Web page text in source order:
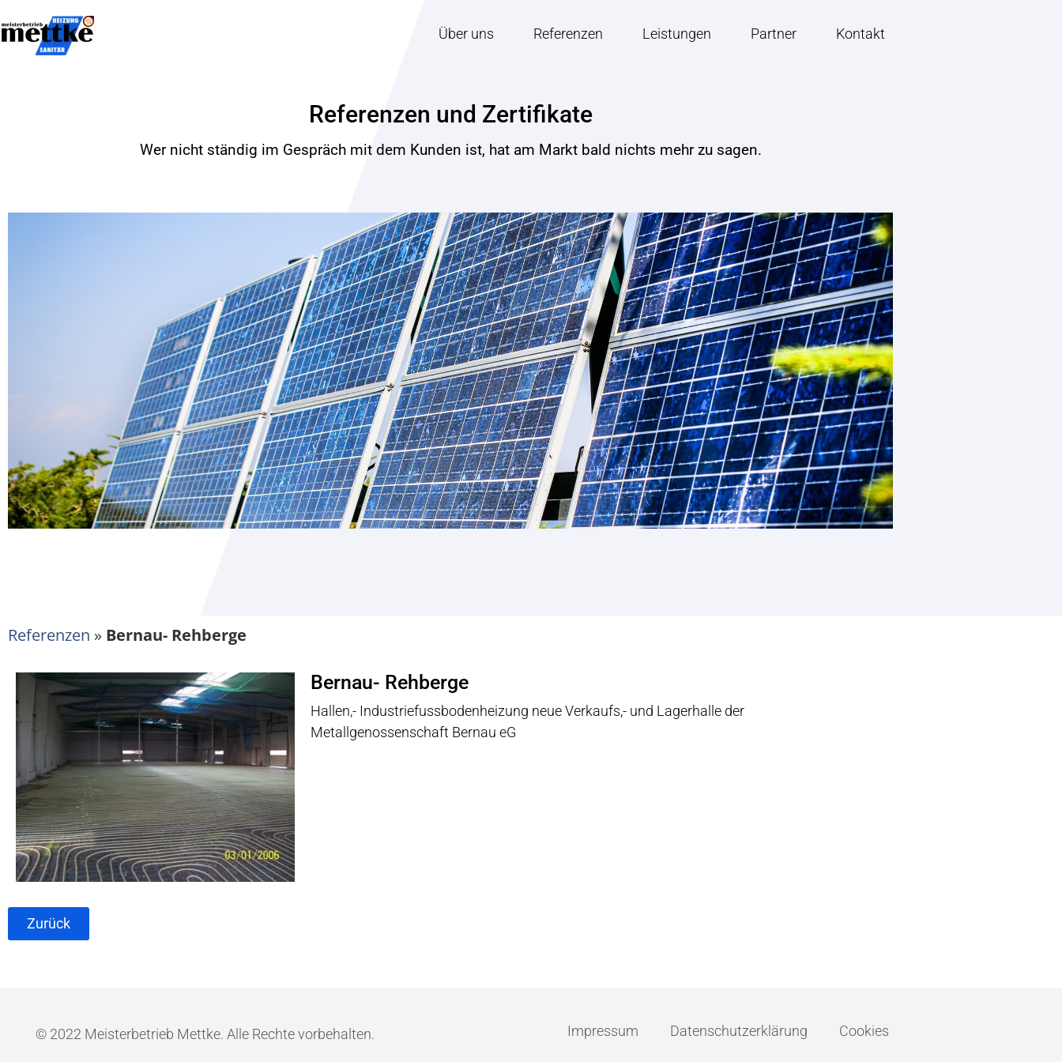
Über uns Referenzen Leistungen Partner Kontakt
Referenzen und Zertifikate
Wer nicht ständig im Gespräch mit dem Kunden ist, hat am Markt bald nichts mehr zu sagen.
Referenzen » Bernau- Rehberge
Bernau- Rehberge
Hallen,- Industriefussbodenheizung neue Verkaufs,- und Lagerhalle der
Metallgenossenschaft Bernau eG
Zurück
© 2022 Meisterbetrieb Mettke. Alle Rechte vorbehalten. Impressum Datenschutzerklärung Cookies